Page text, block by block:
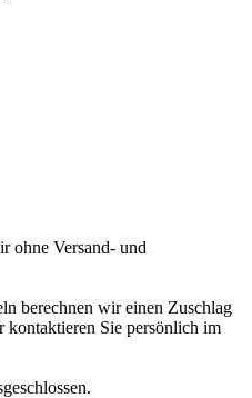
ohne Versand- und
berechnen wir einen Zuschlag
Sie persönlich im